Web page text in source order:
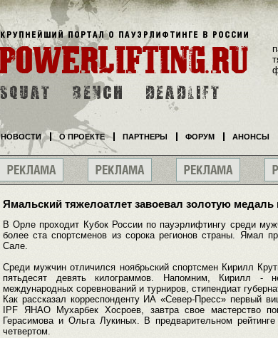
Ямальский тяжелоатлет завоевал золотую медаль
В Орле проходит Кубок России по пауэрлифтингу среди
более ста спортсменов из сорока регионов страны. Ямал
Сале.
Среди мужчин отличился ноябрьский спортсмен Кирилл
пятьдесят девять килограммов. Напомним, Кирилл -
международных соревнований и турниров, стипендиат
Как рассказал корреспонденту ИА «Север-Пресс» первый
IPF ЯНАО Мухарбек Хосроев, завтра свое мастерство
Герасимова и Ольга Лукиных. В предварительном
четвертом.
НОВОСТИ О ПРОЕКТЕ ПАРТНЕРЫ ФОРУМ АНОНСЫ